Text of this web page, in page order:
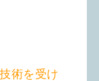
術を受け